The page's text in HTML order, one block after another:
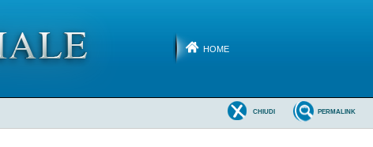
HOME
PERMALINK
CHIUDI